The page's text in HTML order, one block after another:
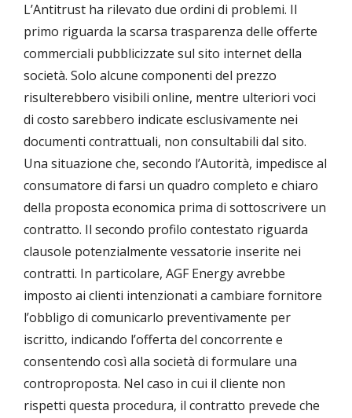
L’Antitrust ha rilevato due ordini di problemi. Il
primo riguarda la scarsa trasparenza delle offerte
commerciali pubblicizzate sul sito internet della
società. Solo alcune componenti del prezzo
risulterebbero visibili online, mentre ulteriori voci
di costo sarebbero indicate esclusivamente nei
documenti contrattuali, non consultabili dal sito.
Una situazione che, secondo l’Autorità, impedisce al
consumatore di farsi un quadro completo e chiaro
della proposta economica prima di sottoscrivere un
contratto. Il secondo profilo contestato riguarda
clausole potenzialmente vessatorie inserite nei
contratti. In particolare, AGF Energy avrebbe
imposto ai clienti intenzionati a cambiare fornitore
l’obbligo di comunicarlo preventivamente per
iscritto, indicando l’offerta del concorrente e
consentendo così alla società di formulare una
controproposta. Nel caso in cui il cliente non
rispetti questa procedura, il contratto prevede che